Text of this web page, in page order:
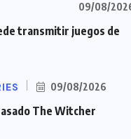
09/08/
transmitir juegos de
09/08/2026
The Witcher